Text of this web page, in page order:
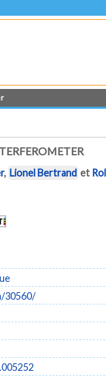
, Lionel Bertrand et
30560/